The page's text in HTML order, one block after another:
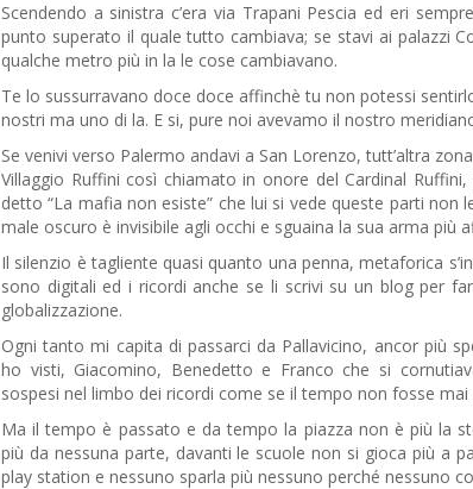
Scendendo a sinistra c’era via Trapani Pescia ed eri
punto superato il quale tutto cambiava; se stavi ai palazzi
qualche metro più in la le cose cambiavano.
Te lo sussurravano doce doce affinchè tu non potessi
nostri ma uno di la. E si, pure noi avevamo il nostro
Se venivi verso Palermo andavi a San Lorenzo, tutt’altra
Villaggio Ruffini così chiamato in onore del Cardinal
detto “La mafia non esiste” che lui si vede queste parti non
male oscuro è invisibile agli occhi e sguaina la sua arma più
Il silenzio è tagliente quasi quanto una penna, metaforica
sono digitali ed i ricordi anche se li scrivi su un blog per
globalizzazione.
Ogni tanto mi capita di passarci da Pallavicino, ancor più
ho visti, Giacomino, Benedetto e Franco che si
sospesi nel limbo dei ricordi come se il tempo non fosse mai
Ma il tempo è passato e da tempo la piazza non è più la
più da nessuna parte, davanti le scuole non si gioca più a
play station e nessuno sparla più nessuno perché nessuno